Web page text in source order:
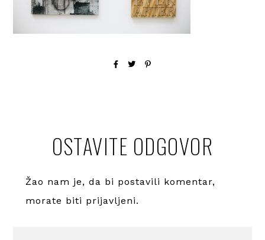
OSTAVITE ODGOVOR
Žao nam je, da bi postavili komentar,
morate biti prijavljeni.